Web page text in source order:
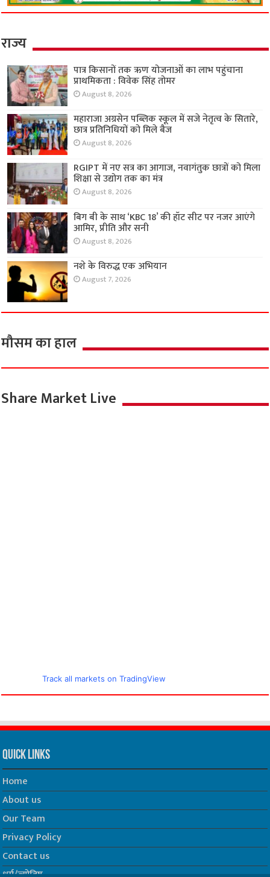
राज्य
पात्र किसानों तक ऋण योजनाओं का लाभ पहुंचाना
प्राथमिकता : विवेक सिंह तोमर
August 8, 2026
महाराजा अग्रसेन पब्लिक स्कूल में सजे नेतृत्व के सितारे,
छात्र प्रतिनिधियों को मिले बैज
August 8, 2026
RGIPT में नए सत्र का आगाज, नवागंतुक छात्रों को मिला
शिक्षा से उद्योग तक का मंत्र
August 8, 2026
बिग बी के साथ ‘KBC 18’ की हॉट सीट पर नजर आएंगे
आमिर, प्रीति और सनी
August 8, 2026
नशे के विरुद्ध एक अभियान
August 7, 2026
मौसम का हाल
Share Market Live
Track all markets on TradingView
Quick Links
Home
About us
Our Team
Privacy Policy
Contact us